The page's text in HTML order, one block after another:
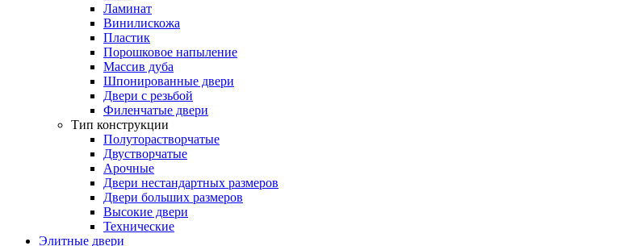
Ламинат
Винилискожа
Пластик
Порошковое напыление
Массив дуба
Шпонированные двери
Двери с резьбой
Филенчатые двери
Тип конструкции
Полуторастворчатые
Двустворчатые
Арочные
Двери нестандартных размеров
Двери больших размеров
Высокие двери
Технические
Элитные двери